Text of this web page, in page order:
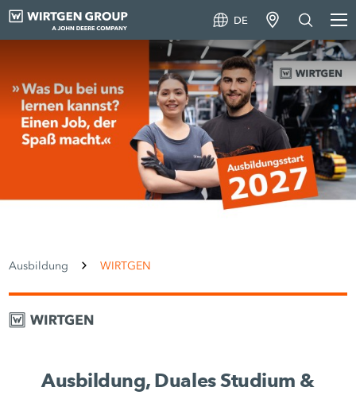
DE
Ausbildung WIRTGEN
Ausbildung, Duales Studium &